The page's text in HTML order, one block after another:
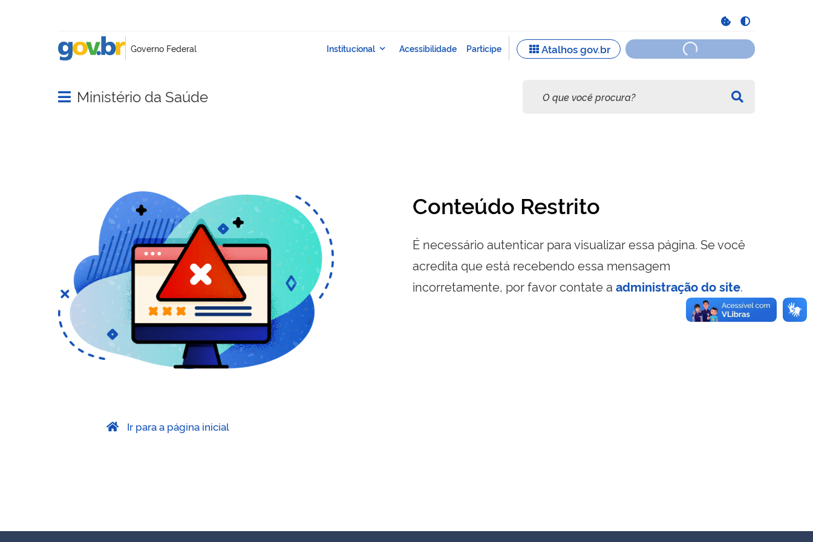
Abrir menu principal de navegação
Ministério da Saúde
Conteúdo Restrito
É necessário autenticar para visualizar essa página. Se você
acredita que está recebendo essa mensagem
incorretamente, por favor contate a administração do site.
Ir para a página inicial